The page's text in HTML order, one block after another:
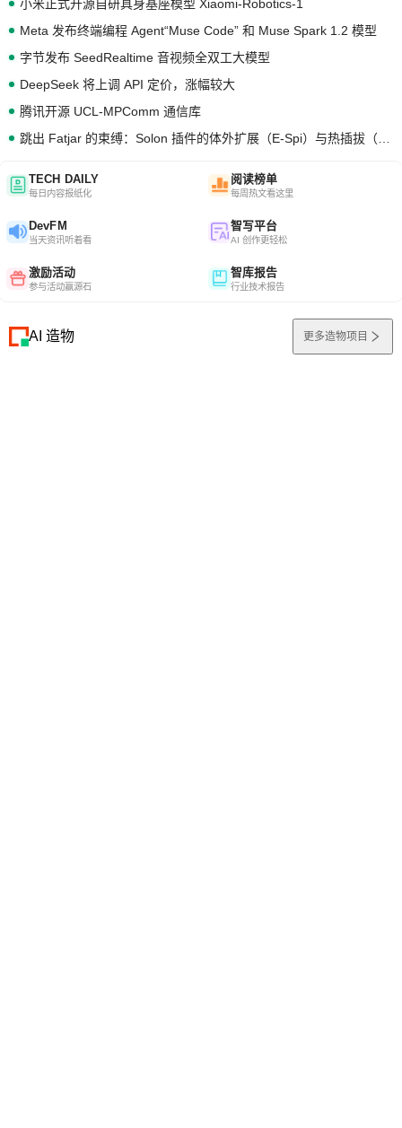
小米正式开源自研具身基座模型 Xiaomi-Robotics-1
Meta 发布终端编程 Agent“Muse Code” 和 Muse Spark 1.2 模型
字节发布 SeedRealtime 音视频全双工大模型
DeepSeek 将上调 API 定价，涨幅较大
腾讯开源 UCL-MPComm 通信库
TECH DAILY
每日内容报纸化
阅读榜单
每周热文看这里
DevFM
当天资讯听着看
智写平台
AI 创作更轻松
激励活动
参与活动赢源石
智库报告
行业技术报告
AI 造物 更多造物项目